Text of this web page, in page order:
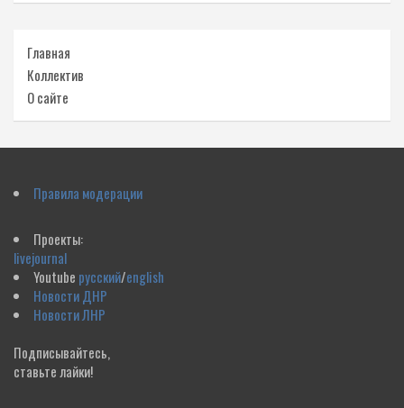
Главная
Коллектив
О сайте
Правила модерации
Проекты:
livejournal
Youtube русский/english
Новости ДНР
Новости ЛНР
Подписывайтесь,
ставьте лайки!